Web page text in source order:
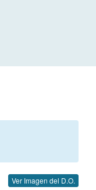
Ver Imagen del D.O.